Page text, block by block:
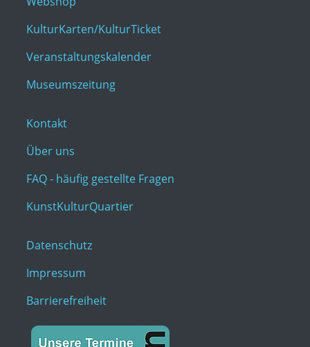
KulturKarten/KulturTicket
Veranstaltungskalender
Museumszeitung
Kontakt
Über uns
FAQ - häufig gestellte Fragen
KunstKulturQuartier
Datenschutz
Impressum
Barrierefreiheit